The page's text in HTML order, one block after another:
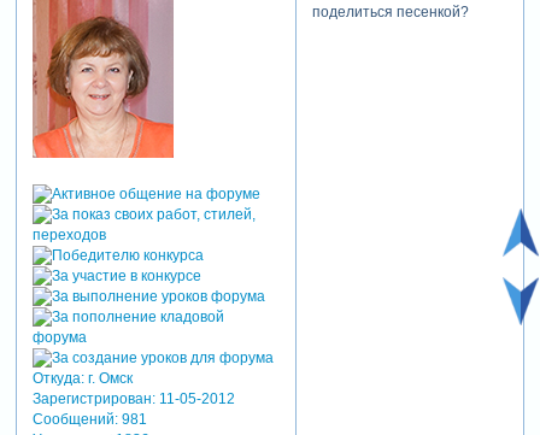
Откуда:г. Омск
Зарегистрирован: 11-05-2012
Сообщений:981
поделиться песенкой?